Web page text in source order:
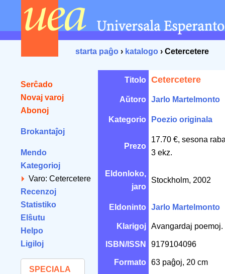
starta paĝo › katalogo › Cetercetere
Serĉado
Novaj varoj
Abonoj
Brokantaĵoj
Mendo
Kategorioj
Varo: Cetercetere
Recenzoj
Statistiko
Elŝutu
Helpo
Ligiloj
SPECIALA
Titolo Cetercetere
Aŭtoro Jarlo Martelmonto
Kategorio Poezio originala
Prezo
17.70 €, sesona
3 ekz.
Eldonloko,
jaro
Stockholm, 2002
Eldoninto Jarlo Martelmonto
Klarigoj Avangardaj poemoj.
ISBN/ISSN 9179104096
Formato 63 paĝoj, 20 cm